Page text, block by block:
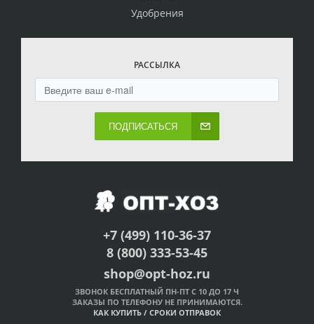
Удобрения
РАССЫЛКА
ПОДПИСАТЬСЯ
+7 (499) 110-36-37
8 (800) 333-53-45
shop@opt-hoz.ru
ЗВОНОК БЕСПЛАТНЫЙ ПН-ПТ С 10 ДО 17 Ч
ЗАКАЗЫ ПО ТЕЛЕФОНУ НЕ ПРИНИМАЮТСЯ.
КАК КУПИТЬ / СРОКИ ОТПРАВОК